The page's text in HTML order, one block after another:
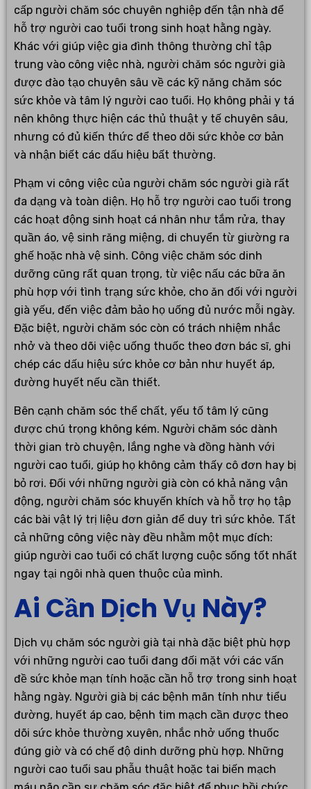
cấp người chăm sóc chuyên nghiệp đến tận nhà để
hỗ trợ người cao tuổi trong sinh hoạt hằng ngày.
Khác với giúp việc gia đình thông thường chỉ tập
trung vào công việc nhà, người chăm sóc người già
được đào tạo chuyên sâu về các kỹ năng chăm sóc
sức khỏe và tâm lý người cao tuổi. Họ không phải y tá
nên không thực hiện các thủ thuật y tế chuyên sâu,
nhưng có đủ kiến thức để theo dõi sức khỏe cơ bản
và nhận biết các dấu hiệu bất thường.
Phạm vi công việc của người chăm sóc người già rất
đa dạng và toàn diện. Họ hỗ trợ người cao tuổi trong
các hoạt động sinh hoạt cá nhân như tắm rửa, thay
quần áo, vệ sinh răng miệng, di chuyển từ giường ra
ghế hoặc nhà vệ sinh. Công việc chăm sóc dinh
dưỡng cũng rất quan trọng, từ việc nấu các bữa ăn
phù hợp với tình trạng sức khỏe, cho ăn đối với người
già yếu, đến việc đảm bảo họ uống đủ nước mỗi ngày.
Đặc biệt, người chăm sóc còn có trách nhiệm nhắc
nhở và theo dõi việc uống thuốc theo đơn bác sĩ, ghi
chép các dấu hiệu sức khỏe cơ bản như huyết áp,
đường huyết nếu cần thiết.
Bên cạnh chăm sóc thể chất, yếu tố tâm lý cũng
được chú trọng không kém. Người chăm sóc dành
thời gian trò chuyện, lắng nghe và đồng hành với
người cao tuổi, giúp họ không cảm thấy cô đơn hay bị
bỏ rơi. Đối với những người già còn có khả năng vận
động, người chăm sóc khuyến khích và hỗ trợ họ tập
các bài vật lý trị liệu đơn giản để duy trì sức khỏe. Tất
cả những công việc này đều nhằm một mục đích:
giúp người cao tuổi có chất lượng cuộc sống tốt nhất
ngay tại ngôi nhà quen thuộc của mình.
Ai Cần Dịch Vụ Này?
Dịch vụ chăm sóc người già tại nhà đặc biệt phù hợp
với những người cao tuổi đang đối mặt với các vấn
đề sức khỏe mạn tính hoặc cần hỗ trợ trong sinh hoạt
hằng ngày. Người già bị các bệnh mãn tính như tiểu
đường, huyết áp cao, bệnh tim mạch cần được theo
dõi sức khỏe thường xuyên, nhắc nhở uống thuốc
đúng giờ và có chế độ dinh dưỡng phù hợp. Những
người cao tuổi sau phẫu thuật hoặc tai biến mạch